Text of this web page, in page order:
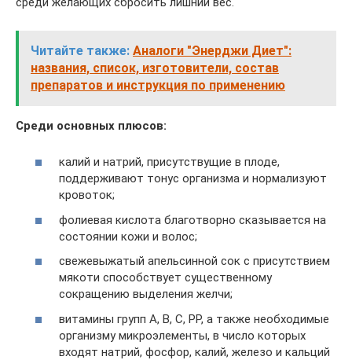
Читайте также: Аналоги "Энерджи Диет":
названия, список, изготовители, состав
препаратов и инструкция по применению
Среди основных плюсов:
калий и натрий, присутствущие в плоде,
поддерживают тонус организма и нормализуют
кровоток;
фолиевая кислота благотворно сказывается на
состоянии кожи и волос;
свежевыжатый апельсинной сок с присутствием
мякоти способствует существенному
сокращению выделения желчи;
витамины групп А, В, С, РР, а также необходимые
организму микроэлементы, в число которых
входят натрий, фосфор, калий, железо и кальций